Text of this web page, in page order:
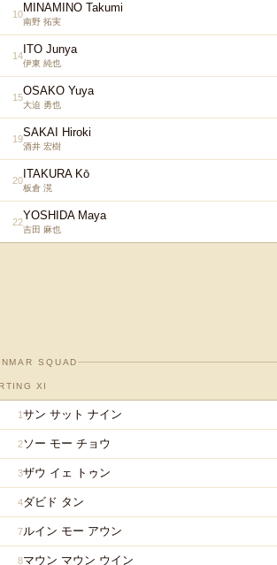
10MINAMINO Takumi
南野 拓実
14 ITO Junya
伊東 純也
15OSAKO Yuya
大迫 勇也
19SAKAI Hiroki
酒井 宏樹
20 ITAKURA Kō
板倉 滉
22YOSHIDA Maya
吉田 麻也
SQUAD
XI
1サン サット ナイン
2ソー モー チョウ
3ザウ イェ トゥン
4ダビド タン
7ルイン モー アウン
8マウン マウン ウイン